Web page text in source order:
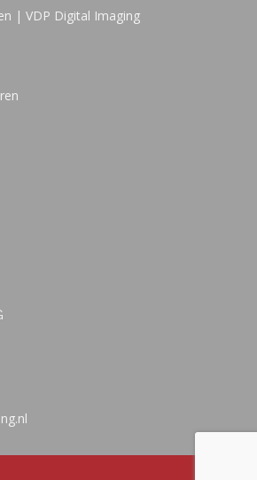
| VDP Digital Imaging